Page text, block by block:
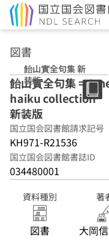
図書
飴山實全句集 新
装版
飴山實全句集 =
haiku collection
新装版
国立国会図書館請求記号
KH971-R21536
国立国会図書館書誌ID
034480001
資料種別
図書
著
大岡